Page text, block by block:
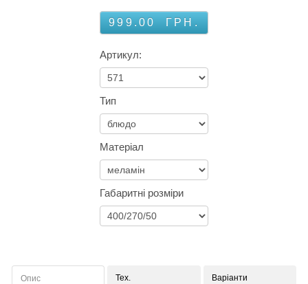
999.00 ГРН.
Артикул:
Тип
Матеріал
Габаритні розміри
Опис
Тех.
Варіанти